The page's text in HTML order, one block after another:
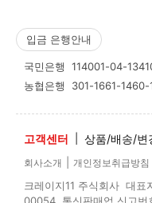
입금 은행안내
국민은행 114001-04-
농협은행 301-1661-1460-
고객센터 상품/배송/변
회사소개 개인정보취급방침
크레이지11 주식회사 대